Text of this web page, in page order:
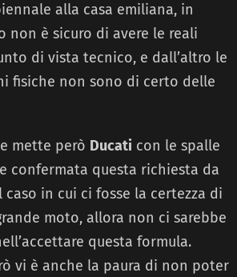
alla casa emiliana, in
non è sicuro di avere le reali
di vista tecnico, e dall’altro le
fisiche non sono di certo delle
mette però Ducati con le spalle
confermata questa richiesta da
caso in cui ci fosse la certezza di
moto, allora non ci sarebbe
questa formula.
vi è anche la paura di non poter